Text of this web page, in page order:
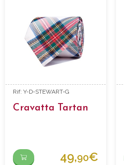
Rif: Y-D-STEWART-G
Cravatta Tartan
49,90€